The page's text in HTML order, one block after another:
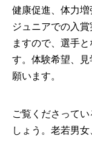
健康促進、体力
ジュニアでの入
ますので、選手
す。体験希望、
願います。
ご覧くださって
しょう。老若男女